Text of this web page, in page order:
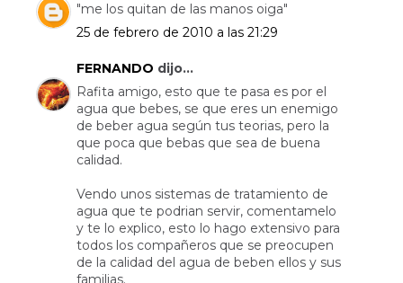
"me los quitan de las manos oiga"
25 de febrero de 2010 a las 21:29
FERNANDO dijo...
Rafita amigo, esto que te pasa es por el
agua que bebes, se que eres un enemigo
de beber agua según tus teorias, pero la
que poca que bebas que sea de buena
calidad.
Vendo unos sistemas de tratamiento de
agua que te podrian servir, comentamelo
y te lo explico, esto lo hago extensivo para
todos los compañeros que se preocupen
de la calidad del agua de beben ellos y sus
familias.